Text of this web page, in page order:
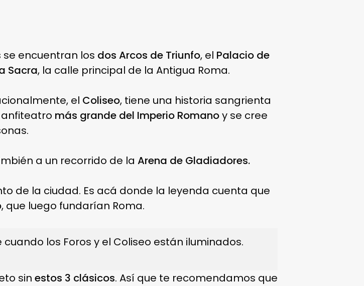
encuentran los dos Arcos de Triunfo, el Palacio de
Sacra, la calle principal de la Antigua Roma.
el Coliseo, tiene una historia sangrienta
anfiteatro más grande del Imperio Romanoy se cree
a un recorrido de la Arena de Gladiadores.
de la ciudad. Es acá donde la leyenda cuenta que
, que luego fundarían Roma.
los Foros y el Coliseo están iluminados.
sin estos 3 clásicos. Así que te recomendamos que